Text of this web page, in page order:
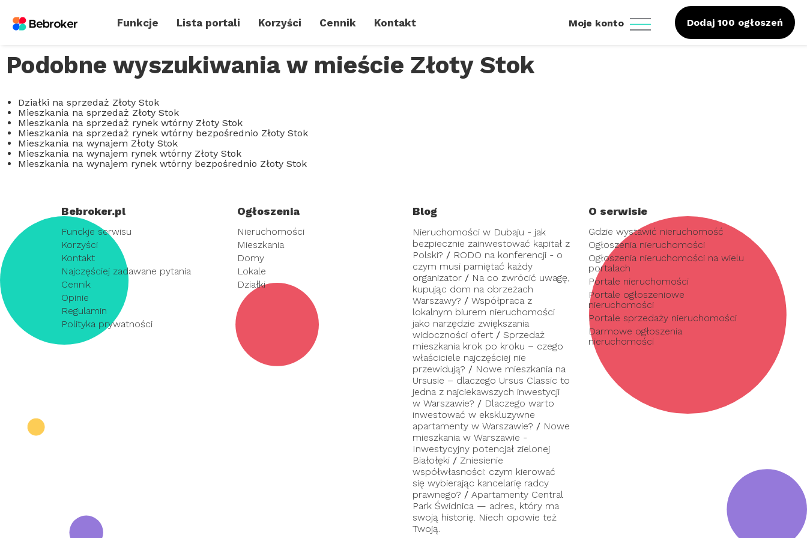
Funkcje Lista portali Korzyści Cennik Kontakt Dodaj 100 ogłoszeń
Moje konto
Podobne wyszukiwania w mieście Złoty Stok
Działki na sprzedaż Złoty Stok
Mieszkania na sprzedaż Złoty Stok
Mieszkania na sprzedaż rynek wtórny Złoty Stok
Mieszkania na sprzedaż rynek wtórny bezpośrednio Złoty Stok
Mieszkania na wynajem Złoty Stok
Mieszkania na wynajem rynek wtórny Złoty Stok
Mieszkania na wynajem rynek wtórny bezpośrednio Złoty Stok
Bebroker.pl
Funckje serwisu
Korzyści
Kontakt
Najczęściej zadawane pytania
Cennik
Opinie
Regulamin
Polityka prywatności
Ogłoszenia
Nieruchomości
Mieszkania
Domy
Lokale
Działki
Blog
Nieruchomości w Dubaju - jak
bezpiecznie zainwestować kapitał z
Polski? / RODO na konferencji - o
czym musi pamiętać każdy
organizator / Na co zwrócić uwagę,
kupując dom na obrzeżach
Warszawy? / Współpraca z
lokalnym biurem nieruchomości
jako narzędzie zwiększania
widoczności ofert / Sprzedaż
mieszkania krok po kroku – czego
właściciele najczęściej nie
przewidują? / Nowe mieszkania na
Ursusie – dlaczego Ursus Classic to
jedna z najciekawszych inwestycji
w Warszawie? / Dlaczego warto
inwestować w ekskluzywne
apartamenty w Warszawie? / Nowe
mieszkania w Warszawie -
Inwestycyjny potencjał zielonej
Białołęki / Zniesienie
współwłasności: czym kierować
się wybierając kancelarię radcy
prawnego? / Apartamenty Central
Park Świdnica — adres, który ma
swoją historię. Niech opowie też
Twoją.
O serwisie
Gdzie wystawić nieruchomość
Ogłoszenia nieruchomości
Ogłoszenia nieruchomości na wielu
portalach
Portale nieruchomości
Portale ogłoszeniowe
nieruchomości
Portale sprzedaży nieruchomości
Darmowe ogłoszenia
nieruchomości